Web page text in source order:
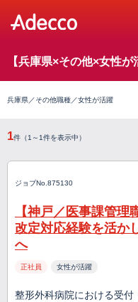
【兵庫県×その他×女性
兵庫県／その他職種／女性が活躍
1件（1～1件を表示中）
ジョブNo.875130
【神戸／医事課管
改定対応経験を活か
へ
正社員 女性が活躍
整形外科病院における受